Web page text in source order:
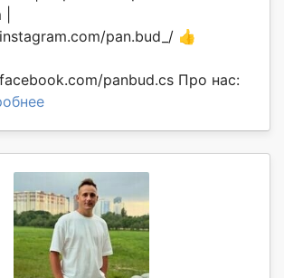
pan.bud_/ 👍
panbud.cs Про нас: